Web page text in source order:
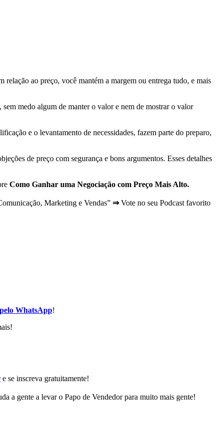
ao preço, você mantém a margem ou entrega tudo, e mais
medo algum de manter o valor e nem de mostrar o valor
e o levantamento de necessidades, fazem parte do preparo,
de preço com segurança e bons argumentos. Esses detalhes
Como Ganhar uma Negociação com Preço Mais Alto.
Marketing e Vendas” ⇒Vote no seu Podcast favorito
WhatsApp!
e se inscreva gratuitamente!
a gente a levar o Papo de Vendedor para muito mais gente!